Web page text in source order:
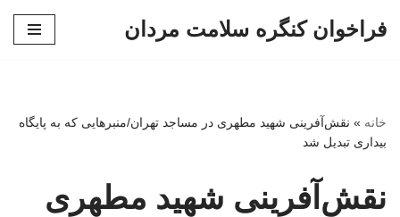
فراخوان کنگره سلامت مردان
خانه » نقش‌آفرینی شهید مطهری در مساجد تهران/منبرهایی که به پایگاه
بیداری تبدیل شد
نقش‌آفرینی شهید مطهری